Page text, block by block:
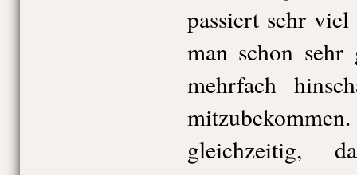
passiert sehr
man schon sehr
mehrfach